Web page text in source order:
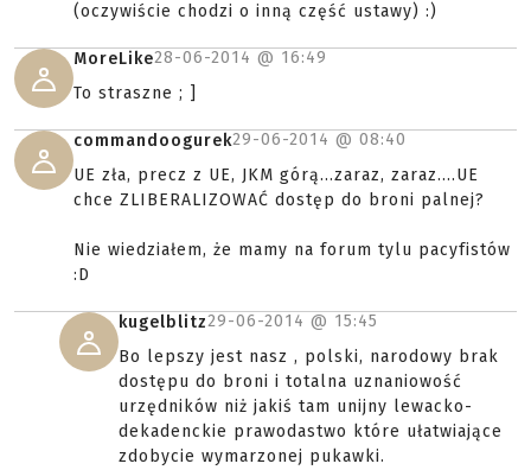
(oczywiście chodzi o inną część ustawy) :)
MoreLike28-06-2014 @ 16:49
To straszne ; ]
commandoogurek29-06-2014 @ 08:40
UE zła, precz z UE, JKM górą...zaraz, zaraz....UE
chce ZLIBERALIZOWAĆ dostęp do broni palnej?
Nie wiedziałem, że mamy na forum tylu pacyfistów
:D
kugelblitz29-06-2014 @ 15:45
Bo lepszy jest nasz , polski, narodowy brak
dostępu do broni i totalna uznaniowość
urzędników niż jakiś tam unijny lewacko-
dekadenckie prawodastwo które ułatwiające
zdobycie wymarzonej pukawki.